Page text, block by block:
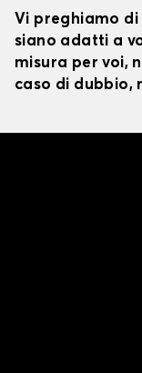
Vi preghiamo
siano adatti a
misura per voi,
caso di dubbio,